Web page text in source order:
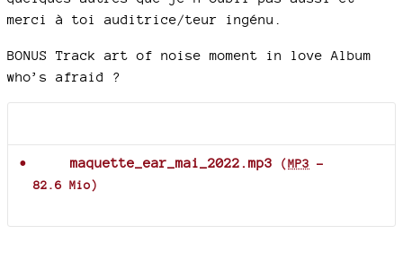
merci à toi auditrice/teur ingénu.
BONUS Track art of noise moment in love Album
who’s afraid ?
maquette_ear_mai_2022.mp3 (MP3 -
82.6 Mio)